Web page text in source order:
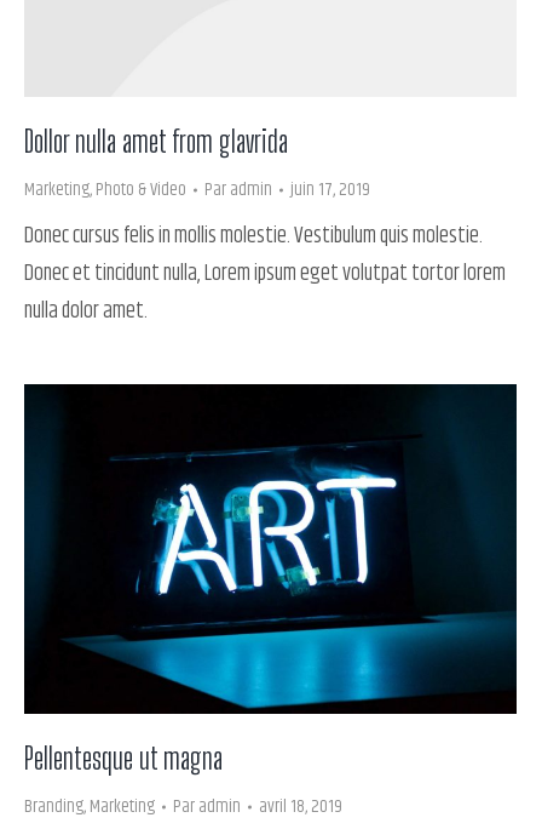
Dollor nulla amet from glavrida
Marketing,Photo & Video Paradmin juin 17, 2019
Donec cursus felis in mollis molestie. Vestibulum quis molestie.
Donec et tincidunt nulla, Lorem ipsum eget volutpat tortor lorem
nulla dolor amet.
Pellentesque ut magna
Branding,Marketing Paradmin avril 18, 2019